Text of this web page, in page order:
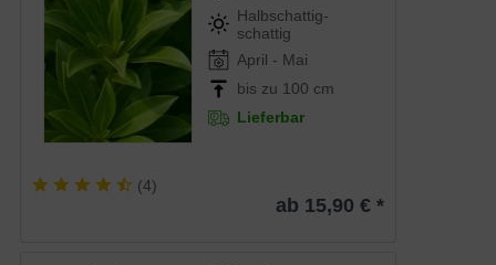
Halbschattig-
schattig
April - Mai
bis zu 100 cm
Lieferbar
(4)
ab 15,90 € *